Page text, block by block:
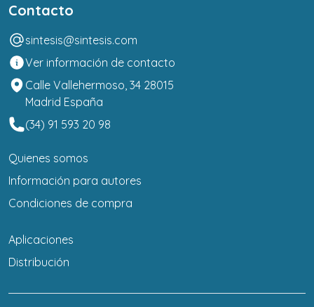
Contacto
sintesis@sintesis.com
Ver información de contacto
Calle Vallehermoso, 34 28015
Madrid España
(34) 91 593 20 98
Quienes somos
Información para autores
Condiciones de compra
Aplicaciones
Distribución